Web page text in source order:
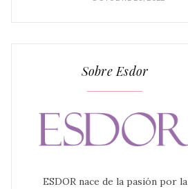
Sobre Esdor
ESDOR nace de la pasión por la